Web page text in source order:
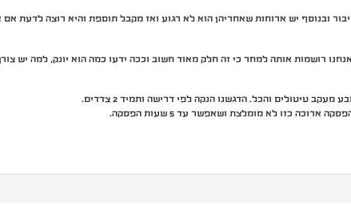
ובנוסף יש ארוחות שאחריהן הוא לא רגוע ואז מקבל תוספת והיא רוצה לדעת
רושמות אותה למחר כי זה חלק מאוד חשוב וככה ידעו כמה הוא יונק, למה יש
טיטולים והכל. הדגשנו הנקה לפי דרישה ותמיד 2 צדדים.
כזו לא מומלצת ושאפשר עד 5 שעות הפסקה.